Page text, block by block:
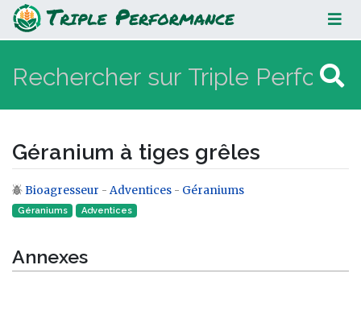
Géranium à tiges grêles
Géranium à tiges grêles
Aller à :navigation,rechercher
Bioagresseur - Adventices - Géraniums
Géraniums Adventices
Annexes